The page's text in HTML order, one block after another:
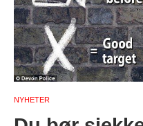
NYHETER